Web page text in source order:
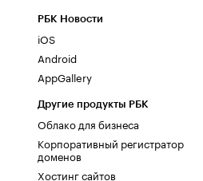
РБК Новости
iOS
Android
AppGallery
Другие продукты РБК
Облако для бизнеса
Корпоративный регистратор
доменов
Хостинг сайтов